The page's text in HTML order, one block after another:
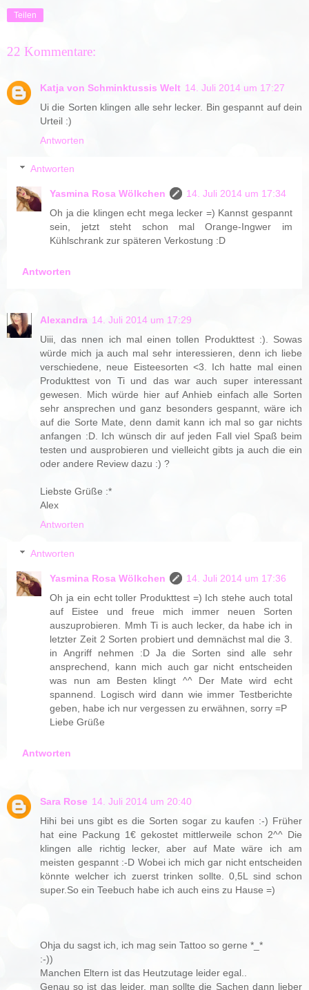
Teilen
22 Kommentare:
Katja von Schminktussis Welt 14. Juli 2014 um 17:27
Ui die Sorten klingen alle sehr lecker. Bin gespannt auf dein
Urteil :)
Antworten
Antworten
Yasmina Rosa Wölkchen
14. Juli 2014 um 17:34
Oh ja die klingen echt mega lecker =) Kannst gespannt
sein, jetzt steht schon mal Orange-Ingwer im
Kühlschrank zur späteren Verkostung :D
Antworten
Alexandra 14. Juli 2014 um 17:29
Uiii, das nnen ich mal einen tollen Produkttest :). Sowas
würde mich ja auch mal sehr interessieren, denn ich liebe
verschiedene, neue Eisteesorten <3. Ich hatte mal einen
Produkttest von Ti und das war auch super interessant
gewesen. Mich würde hier auf Anhieb einfach alle Sorten
sehr ansprechen und ganz besonders gespannt, wäre ich
auf die Sorte Mate, denn damit kann ich mal so gar nichts
anfangen :D. Ich wünsch dir auf jeden Fall viel Spaß beim
testen und ausprobieren und vielleicht gibts ja auch die ein
oder andere Review dazu :) ?
Liebste Grüße :*
Alex
Antworten
Antworten
Yasmina Rosa Wölkchen
14. Juli 2014 um 17:36
Oh ja ein echt toller Produkttest =) Ich stehe auch total
auf Eistee und freue mich immer neuen Sorten
auszuprobieren. Mmh Ti is auch lecker, da habe ich in
letzter Zeit 2 Sorten probiert und demnächst mal die 3.
in Angriff nehmen :D Ja die Sorten sind alle sehr
ansprechend, kann mich auch gar nicht entscheiden
was nun am Besten klingt ^^ Der Mate wird echt
spannend. Logisch wird dann wie immer Testberichte
geben, habe ich nur vergessen zu erwähnen, sorry =P
Liebe Grüße
Antworten
Sara Rose 14. Juli 2014 um 20:40
Hihi bei uns gibt es die Sorten sogar zu kaufen :-) Früher
hat eine Packung 1€ gekostet mittlerweile schon 2^^ Die
klingen alle richtig lecker, aber auf Mate wäre ich am
meisten gespannt :-D Wobei ich mich gar nicht entscheiden
könnte welcher ich zuerst trinken sollte. 0,5L sind schon
super.So ein Teebuch habe ich auch eins zu Hause =)
Ohja du sagst ich, ich mag sein Tattoo so gerne *_*
:-))
Manchen Eltern ist das Heutzutage leider egal..
Genau so ist das leider, man sollte die Sachen dann lieber